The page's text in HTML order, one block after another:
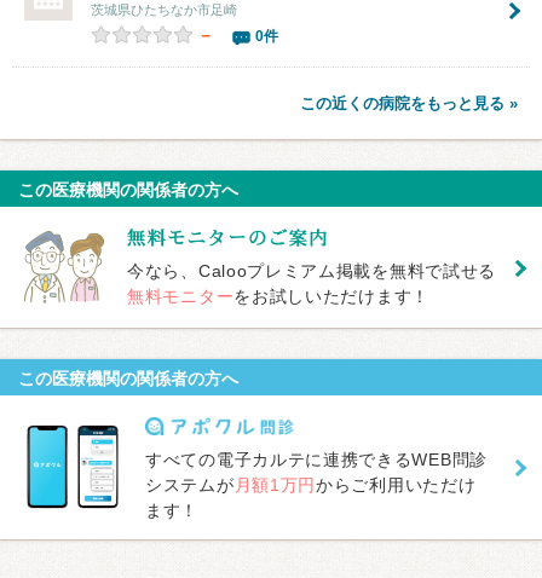
茨城県ひたちなか市足崎
－ 0件
この近くの病院をもっと見る »
この医療機関の関係者の方へ
今なら、Calooプレミアム掲載を無料で試せる
無料モニターをお試しいただけます！
この医療機関の関係者の方へ
すべての電子カルテに連携できるWEB問診
システムが 月額1万円からご利用いただけ
ます！